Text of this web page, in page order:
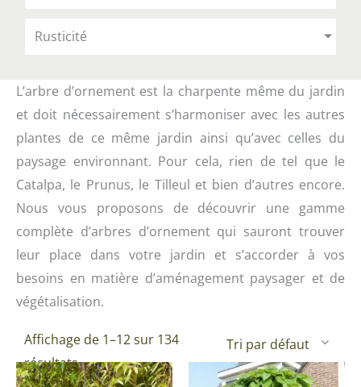
Rusticité
L’arbre d’ornement est la charpente même du jardin
et doit nécessairement s’harmoniser avec les autres
plantes de ce même jardin ainsi qu’avec celles du
paysage environnant. Pour cela, rien de tel que le
Catalpa, le Prunus, le Tilleul et bien d’autres encore.
Nous vous proposons de découvrir une gamme
complète d’arbres d’ornement qui sauront trouver
leur place dans votre jardin et s’accorder à vos
besoins en matière d’aménagement paysager et de
végétalisation.
Affichage de 1–12 sur 134
résultats